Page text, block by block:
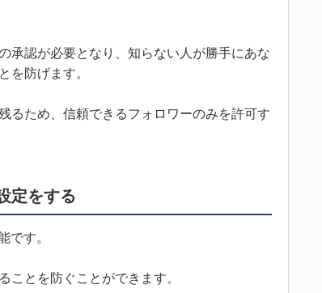
承認が必要となり、知らない人が勝手にあな
を防げます。
るため、信頼できるフォロワーのみを許可す
定をする
です。
ことを防ぐことができます。